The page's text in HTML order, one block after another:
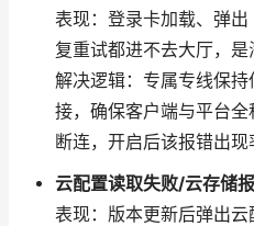
表现：登录卡加载、弹
复重试都进不去大厅，是
解决逻辑：专属专线保
接，确保客户端与平台
断连，开启后该报错出现
云配置读取失败/云存储
表现：版本更新后弹出